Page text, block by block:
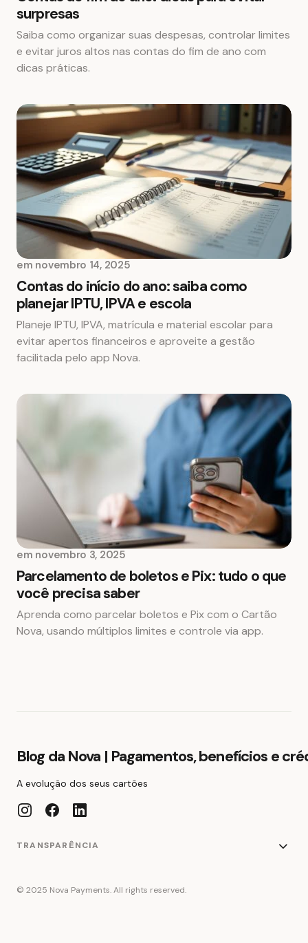
surpresas
Saiba como organizar suas despesas, controlar limites
e evitar juros altos nas contas do fim de ano com
dicas práticas.
em novembro 14, 2025
Contas do início do ano: saiba como
planejar IPTU, IPVA e escola
Planeje IPTU, IPVA, matrícula e material escolar para
evitar apertos financeiros e aproveite a gestão
facilitada pelo app Nova.
em novembro 3, 2025
Parcelamento de boletos e Pix: tudo o que
você precisa saber
Aprenda como parcelar boletos e Pix com o Cartão
Nova, usando múltiplos limites e controle via app.
Blog da Nova | Pagamentos, benefícios e
A evolução dos seus cartões
TRANSPARÊNCIA
© 2025 Nova Payments. All rights reserved.